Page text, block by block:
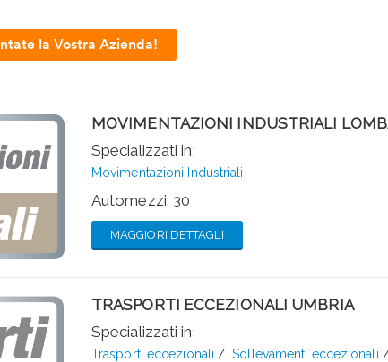
la Vostra Azienda!
MOVIMENTAZIONI INDUSTRIALI
Specializzati in:
Movimentazioni Industriali
Automezzi: 30
MAGGIORI DETTAGLI
TRASPORTI ECCEZIONALI UMBRIA
Specializzati in:
Trasporti eccezionali
Sollevamenti eccezionali